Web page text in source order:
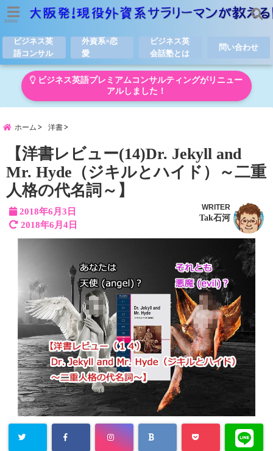
menu
ビジネス英
語コンサル
外資系×恋
愛
ビジネス英
会話塾とは
問い合わせ
ビジネス英語プレミアムコンサルティングがリニュー
アルしました！
ホーム 洋書
【洋書レビュー(14)Dr. Jekyll and
Mr. Hyde（ジキルとハイド）～二重
人格の代名詞～】
2018年6月3日
2018年6月4日
WRITER
Tak石河